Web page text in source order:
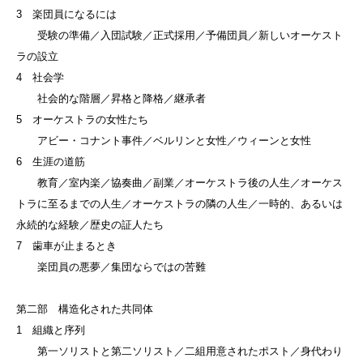
3 楽団員になるには
受験の準備／入団試験／正式採用／予備団員／新しいオーケスト
ラの設立
4 社会学
社会的な階層／昇格と降格／継承者
5 オーケストラの女性たち
アビー・コナント事件／ベルリンと女性／ウィーンと女性
6 生涯の道筋
教育／室内楽／協奏曲／副業／オーケストラ後の人生／オーケス
トラに至るまでの人生／オーケストラの隣の人生／一時的、あるいは
永続的な経験／歴史の証人たち
7 歯車が止まるとき
楽団員の悪夢／集団ならではの苦難
第二部 構造化された共同体
1 組織と序列
第一ソリストと第二ソリスト／二組用意されたポスト／身代わり